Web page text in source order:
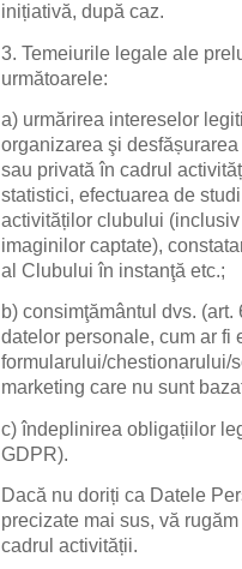
inițiativă, după caz.
3. Temeiurile legale ale
următoarele:
a) urmărirea intereselor
organizarea şi
sau privată în cadrul
statistici, efectuarea de
activităților clubului
imaginilor captate),
al Clubului în instanţă etc.;
b) consimţământul dvs.
datelor personale, cum ar fi
formularului/chestionarului/
marketing care nu sunt
c) îndeplinirea obligațiilor
GDPR).
Dacă nu doriți ca Datele
precizate mai sus, vă
cadrul activității.